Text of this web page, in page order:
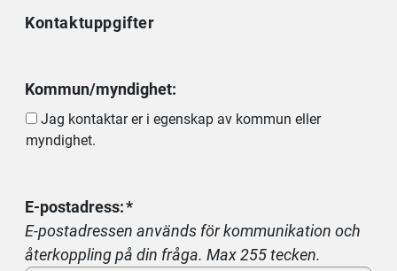
Kontaktuppgifter
Kommun/myndighet:
Jag kontaktar er i egenskap av kommun eller
myndighet.
E-postadress:
E-postadressen används för kommunikation och
återkoppling på din fråga. Max 255 tecken.